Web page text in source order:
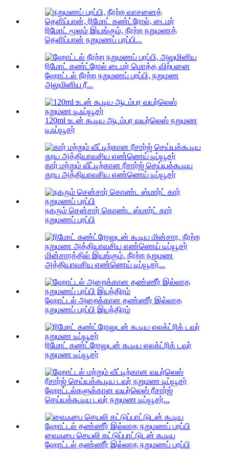
ரிமோட் மூலம் இயங்கும், நீரற்ற நறுமணத்
தெளிப்பான் நறுமணப் பரப்பி...
ஹோட்டல் நீரற்ற நறுமணப் பரப்பி, நறுமண
அலுமினிய ரீ...
120ml உடன் கூடிய ஆடம்பர வயர்லெஸ் நறுமண
டிஃப்யூசர்
கார் மற்றும் வீட்டிற்கான ரீசார்ஜ் செய்யக்கூடிய
தூய அத்தியாவசிய எண்ணெய் டிப்யூசர்
நகரும் சென்சார் கொண்ட ஸ்மார்ட் கார்
நறுமணப் பரப்பி
மின்சாரத்தில் இயங்கும், நீரற்ற நறுமண
அத்தியாவசிய எண்ணெய் டிப்யூசர்...
ஹோட்டல் அறைக்கான தண்ணீர் இல்லாத
நறுமணப் பரப்பி இயந்திரம்
ரிமோட் கண்ட்ரோலுடன் கூடிய எலக்ட்ரிக் டவர்
நறுமண டிப்யூசர்
ஹோட்டல்களுக்கான வயர்லெஸ் ரீசார்ஜ்
செய்யக்கூடிய டவர் நறுமண டிப்யூசர்...
வைஃபை செயலி கட்டுப்பாட்டுடன் கூடிய
ஹோட்டல் தண்ணீர் இல்லாத நறுமணப் பரப்பி